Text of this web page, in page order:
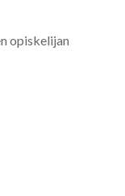
opiskelijan